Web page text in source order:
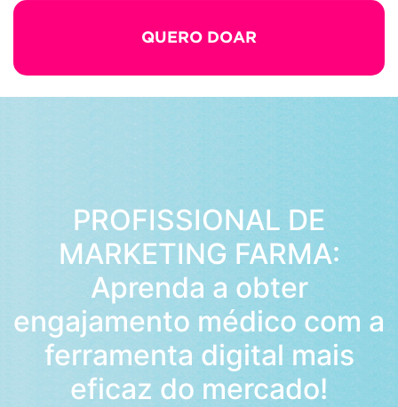
QUERO DOAR
PROFISSIONAL DE
MARKETING FARMA:
Aprenda a obter
engajamento médico com a
ferramenta digital mais
eficaz do mercado!